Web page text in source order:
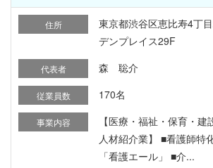
住所
東京都渋谷区恵比寿4丁
デンプレイス29F
代表者 森 聡介
従業員数 170名
事業内容
【医療・福祉・保育・建
人材紹介業】 ■看護師特
「看護エール」 ■介...